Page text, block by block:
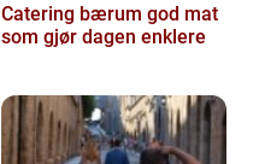
Catering bærum god mat
som gjør dagen enklere